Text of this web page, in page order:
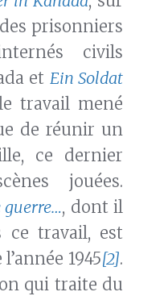
prisonniers
civils
et Ein Soldat
travail mené
de réunir un
ce dernier
jouées.
guerre…, dont il
ce travail, est
1945[2].
qui traite du